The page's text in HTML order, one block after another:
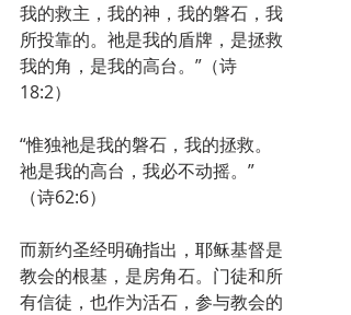
我的救主，我的神，我的磐石，我
所投靠的。祂是我的盾牌，是拯救
我的角，是我的高台。”（诗
18:2）
“惟独祂是我的磐石，我的拯救。
祂是我的高台，我必不动摇。”
（诗62:6）
而新约圣经明确指出，耶稣基督是
教会的根基，是房角石。门徒和所
有信徒，也作为活石，参与教会的